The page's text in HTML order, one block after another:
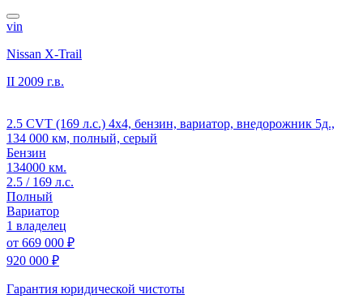
vin
Nissan X-Trail
II 2009 г.в.
2.5 CVT (169 л.с.) 4x4, бензин, вариатор, внедорожник 5д.,
134 000 км, полный, серый
Бензин
134000 км.
2.5 / 169 л.с.
Полный
Вариатор
1 владелец
от 669 000 ₽
920 000 ₽
Гарантия юридической чистоты